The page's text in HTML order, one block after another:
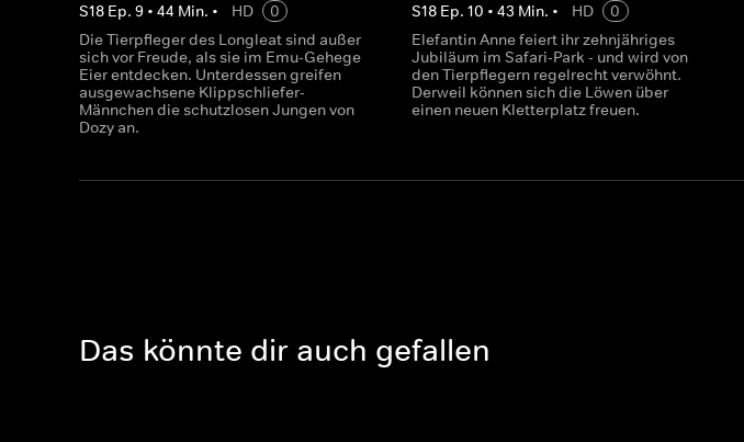
S18 Ep. 9 • 44 Min. • HD
0
Die Tierpfleger des Longleat sind außer
sich vor Freude, als sie im Emu-Gehege
Eier entdecken. Unterdessen greifen
ausgewachsene Klippschliefer-
Männchen die schutzlosen Jungen von
Dozy an.
S18 Ep.10 •43 Min. • HD
0
Elefantin Anne feiert ihr zehnjähriges
Jubiläum im Safari-Park - und wird von
den Tierpflegern regelrecht verwöhnt.
Derweil können sich die Löwen über
einen neuen Kletterplatz freuen.
Das könnte dir auch gefallen